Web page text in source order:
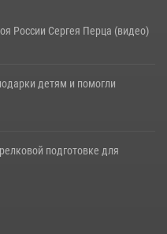
России Сергея Перца (видео)
детям и помогли
подготовке для